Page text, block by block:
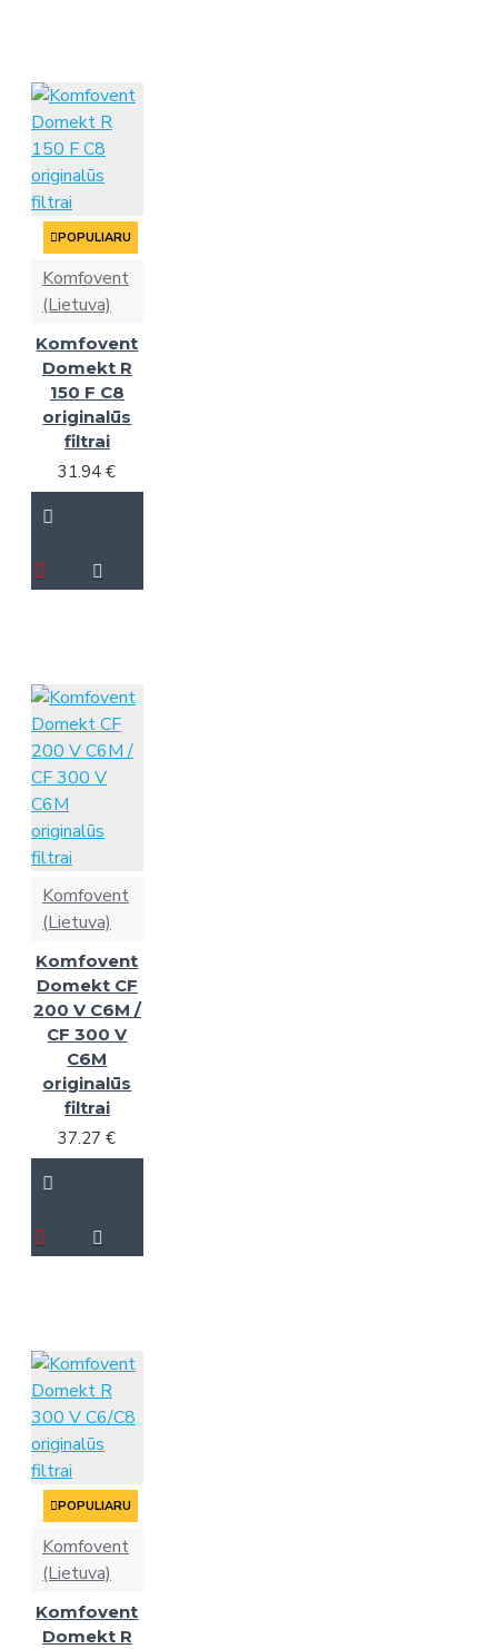
POPULIARU
Komfovent
(Lietuva)
Komfovent
Domekt R
150 F C8
originalūs
filtrai
31.94 €
Komfovent
(Lietuva)
Komfovent
Domekt CF
200 V C6M /
CF 300 V
C6M
originalūs
filtrai
37.27 €
POPULIARU
Komfovent
(Lietuva)
Komfovent
Domekt R